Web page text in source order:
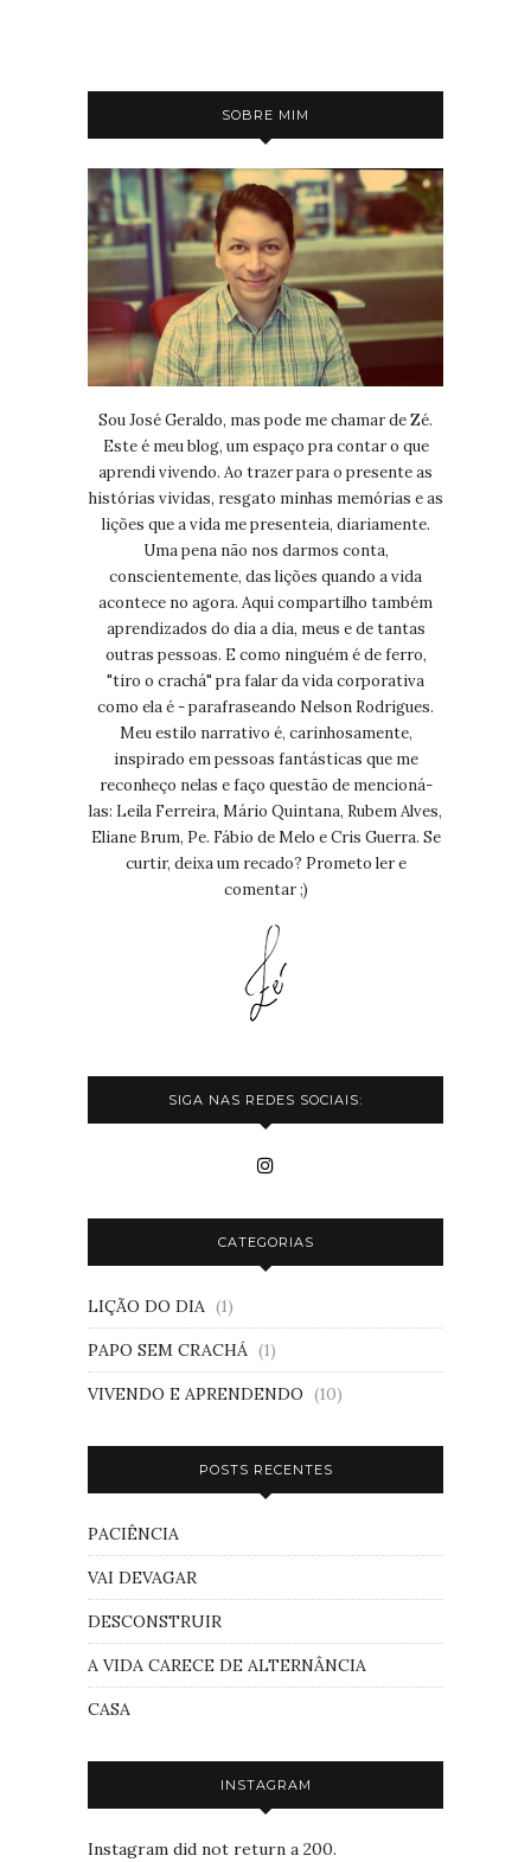
SOBRE MIM
Sou José Geraldo, mas pode me chamar de Zé.
Este é meu blog, um espaço pra contar o que
aprendi vivendo. Ao trazer para o presente as
histórias vividas, resgato minhas memórias e as
lições que a vida me presenteia, diariamente.
Uma pena não nos darmos conta,
conscientemente, das lições quando a vida
acontece no agora. Aqui compartilho também
aprendizados do dia a dia, meus e de tantas
outras pessoas. E como ninguém é de ferro,
"tiro o crachá" pra falar da vida corporativa
como ela é - parafraseando Nelson Rodrigues.
Meu estilo narrativo é, carinhosamente,
inspirado em pessoas fantásticas que me
reconheço nelas e faço questão de mencioná-
las: Leila Ferreira, Mário Quintana, Rubem Alves,
Eliane Brum, Pe. Fábio de Melo e Cris Guerra. Se
curtir, deixa um recado? Prometo ler e
comentar ;)
SIGA NAS REDES SOCIAIS:
CATEGORIAS
LIÇÃO DO DIA (1)
PAPO SEM CRACHÁ (1)
VIVENDO E APRENDENDO (10)
POSTS RECENTES
PACIÊNCIA
VAI DEVAGAR
DESCONSTRUIR
A VIDA CARECE DE ALTERNÂNCIA
CASA
INSTAGRAM
Instagram did not return a 200.